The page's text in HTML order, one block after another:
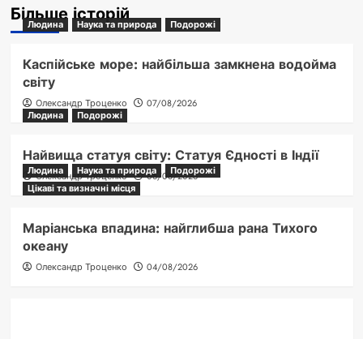
Більше історій
Людина Наука та природа Подорожі
Каспійське море: найбільша замкнена водойма
світу
Олександр Троценко
07/08/2026
Людина
Подорожі
Найвища статуя світу: Статуя Єдності в Індії
Олександр Троценко 06/08/2026
Людина Наука та природа
Подорожі
Цікаві та визначні місця
Маріанська впадина: найглибша рана Тихого
океану
Олександр Троценко 04/08/2026